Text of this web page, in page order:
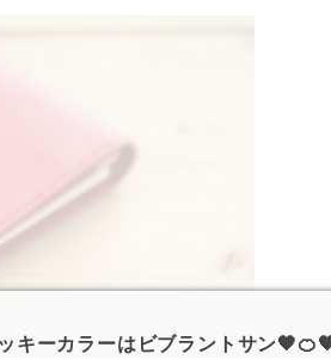
キーカラーはビブラントサン